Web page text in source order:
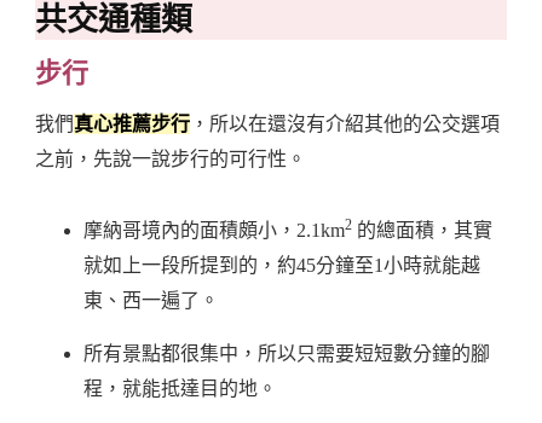
共交通種類
步行
我們真心推薦步行 ，所以在還沒有介紹其他的公交選項
之前，先說一說步行的可行性。
摩納哥境內的面積頗小，2.1km2 的總面積，其實
就如上一段所提到的，約45分鐘至1小時就能越
東、西一遍了。
所有景點都很集中，所以只需要短短數分鐘的腳
程，就能抵達目的地。